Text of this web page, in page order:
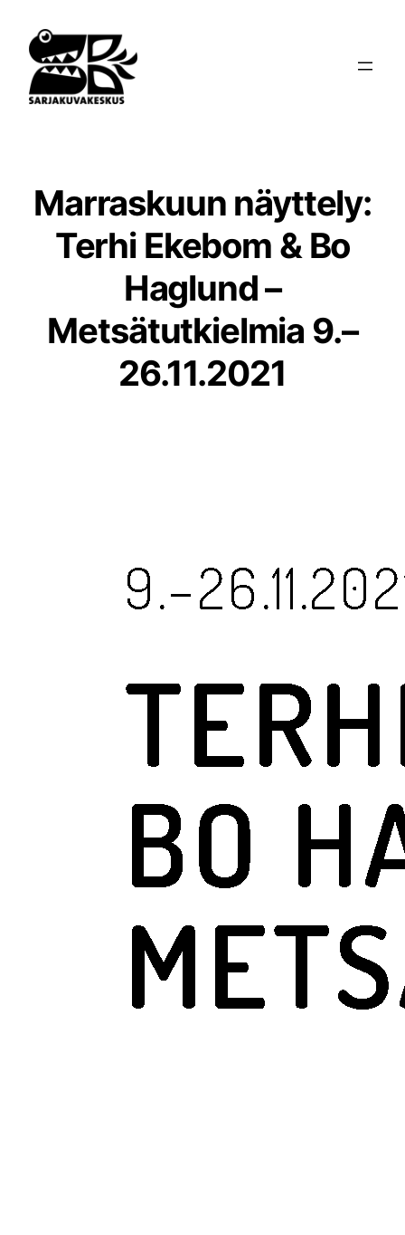
sisältöön
Marraskuun näyttely:
Terhi Ekebom & Bo
Haglund –
Metsätutkielmia 9.–
26.11.2021